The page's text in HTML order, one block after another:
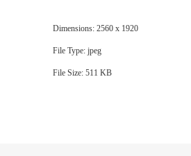
Dimensions: 2560 x 1920
File Type: jpeg
File Size: 511 KB